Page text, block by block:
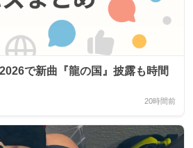
で新曲『龍の国』披露も時間
20時間前